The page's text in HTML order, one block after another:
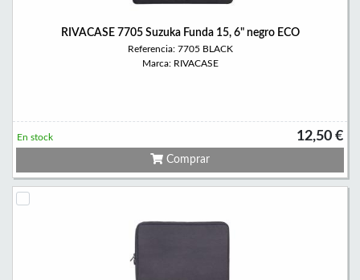
RIVACASE 7705 Suzuka Funda 15, 6" negro ECO
Referencia: 7705 BLACK
Marca: RIVACASE
12,50 €
En stock
Comprar